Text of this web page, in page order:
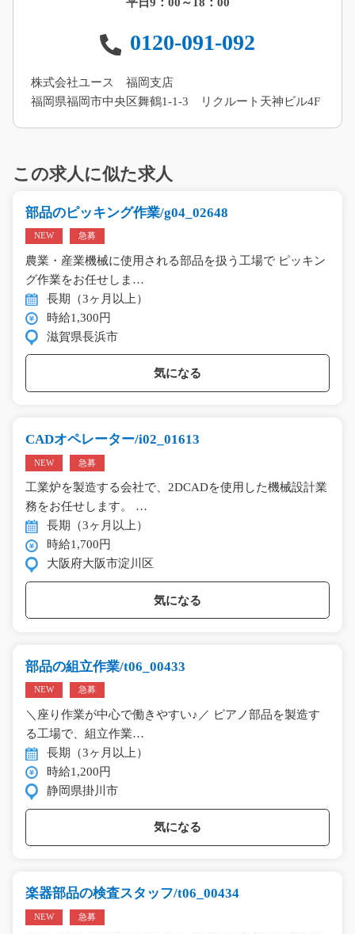
平日9：00～18：00
0120-091-092
株式会社ユース 福岡支店
福岡県福岡市中央区舞鶴1-1-3 リクルート天神ビル4F
この求人に似た求人
部品のピッキング作業/g04_02648
NEW 急募
農業・産業機械に使用される部品を扱う工場で ピッキン
グ作業をお任せしま…
長期（3ヶ月以上）
時給1,300円
滋賀県長浜市
気になる
CADオペレーター/i02_01613
NEW 急募
工業炉を製造する会社で、2DCADを使用した機械設計業
務をお任せします。 …
長期（3ヶ月以上）
時給1,700円
大阪府大阪市淀川区
気になる
部品の組立作業/t06_00433
NEW 急募
＼座り作業が中心で働きやすい♪／ ピアノ部品を製造す
る工場で、組立作業…
長期（3ヶ月以上）
時給1,200円
静岡県掛川市
気になる
楽器部品の検査スタッフ/t06_00434
NEW 急募